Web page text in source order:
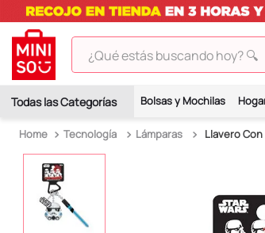
¿Qué estás buscando hoy? 🔍
Bolsas y Mochilas
Tecnología Lámparas Llavero
2.
hello kitty
chiikawas
my melody